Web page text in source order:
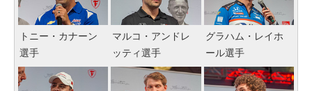
トニー・カナーン
選手
マルコ・アンドレ
ッティ選手
グラハム・レイホ
ール選手